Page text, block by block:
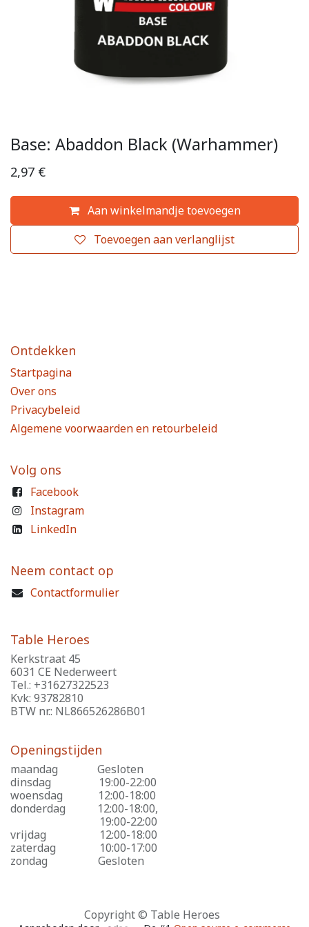
Base: Abaddon Black (Warhammer)
2,97 €
Aan winkelmandje toevoegen
Toevoegen aan verlanglijst
Ontdekken
Startpagina
Over ons
Privacybeleid
Algemene voorwaarden en retourbeleid
Volg ons
Facebook
Instagram
LinkedIn
Neem contact op
Contactformulier
Table Heroes
Kerkstraat 45
6031 CE Nederweert
Tel.: +31627322523
Kvk: 93782810
BTW nr.: NL866526286B01
Openingstijden
maandag
​Gesloten
dinsdag
​19:00-22:00
woensdag
​12:00-18:00
donderdag
​12:00-18:00,
​19:00-22:00
vrijdag
​12:00-18:00
zaterdag
​10:00-17:00
zondag
​Gesloten
Copyright © Table Heroes